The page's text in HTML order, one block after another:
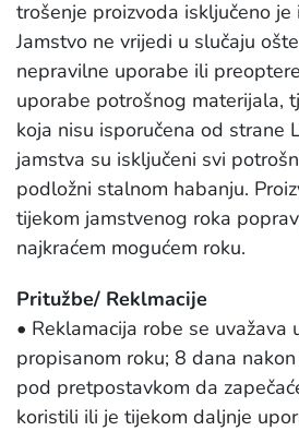
trošenje proizvoda isključeno je
Jamstvo ne vrijedi u slučaju
nepravilne uporabe ili
uporabe potrošnog materijala,
koja nisu isporučena od strane
jamstva su isključeni svi
podložni stalnom habanju.
tijekom jamstvenog roka
najkraćem mogućem roku.
Pritužbe/ Reklmacije
• Reklamacija robe se uvažava
propisanom roku; 8 dana
pod pretpostavkom da
koristili ili je tijekom daljnje